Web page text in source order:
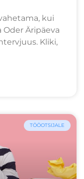
kui
Oder Äripäeva
Kliki,
TÖÖOTSIJALE